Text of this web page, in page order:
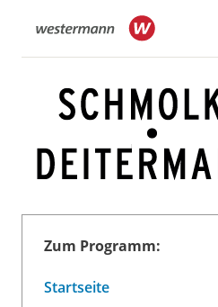
Zum Programm:
Startseite